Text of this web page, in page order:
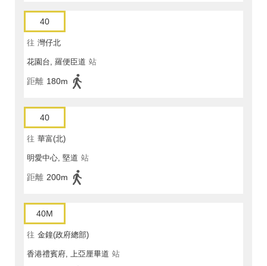
40
往 灣仔北
花園台, 羅便臣道 站
距離 180m
40
往 華富(北)
明愛中心, 堅道 站
距離 200m
40M
往 金鐘(政府總部)
香港禮賓府, 上亞厘畢道 站